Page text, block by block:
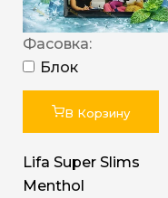
Фасовка:
Блок
В Корзину
Lifa Super Slims
Menthol